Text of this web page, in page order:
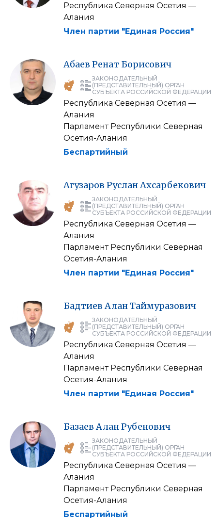
Республика Северная Осетия —
Алания
Член партии "Единая Россия"
Абаев Ренат Борисович
ЗАКОНОДАТЕЛЬНЫЙ
(ПРЕДСТАВИТЕЛЬНЫЙ) ОРГАН
СУБЪЕКТА РОССИЙСКОЙ ФЕДЕРАЦИИ
Республика Северная Осетия —
Алания
Парламент Республики Северная
Осетия-Алания
Беспартийный
Агузаров Руслан Ахсарбекович
ЗАКОНОДАТЕЛЬНЫЙ
(ПРЕДСТАВИТЕЛЬНЫЙ) ОРГАН
СУБЪЕКТА РОССИЙСКОЙ ФЕДЕРАЦИИ
Республика Северная Осетия —
Алания
Парламент Республики Северная
Осетия-Алания
Член партии "Единая Россия"
Бадтиев АланТаймуразович
ЗАКОНОДАТЕЛЬНЫЙ
(ПРЕДСТАВИТЕЛЬНЫЙ) ОРГАН
СУБЪЕКТА РОССИЙСКОЙ ФЕДЕРАЦИИ
Республика Северная Осетия —
Алания
Парламент Республики Северная
Осетия-Алания
Член партии "Единая Россия"
Базаев АланРубенович
ЗАКОНОДАТЕЛЬНЫЙ
(ПРЕДСТАВИТЕЛЬНЫЙ) ОРГАН
СУБЪЕКТА РОССИЙСКОЙ ФЕДЕРАЦИИ
Республика Северная Осетия —
Алания
Парламент Республики Северная
Осетия-Алания
Беспартийный